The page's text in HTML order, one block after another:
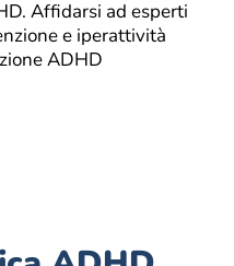
Affidarsi ad esperti
e iperattività
ADHD